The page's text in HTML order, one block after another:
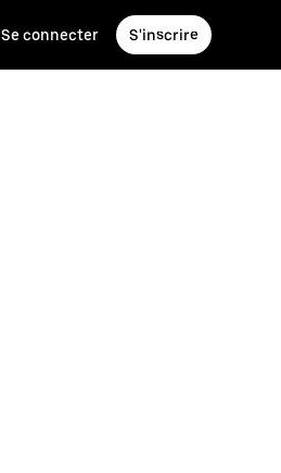
Se connecter S'inscrire